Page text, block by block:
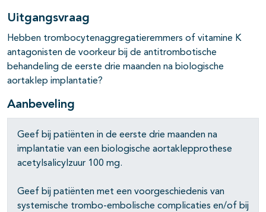
open- en dichtklappen
open- en dichtklappen
open- en dichtklappen
Uitgangsvraag
Hebben trombocytenaggregatieremmers of vitamine K
antagonisten de voorkeur bij de antitrombotische
behandeling de eerste drie maanden na biologische
aortaklep implantatie?
Aanbeveling
Geef bij patiënten in de eerste drie maanden na
implantatie van een biologische aortaklepprothese
acetylsalicylzuur 100 mg.
Geef bij patiënten met een voorgeschiedenis van
systemische trombo-embolische complicaties en/of bij